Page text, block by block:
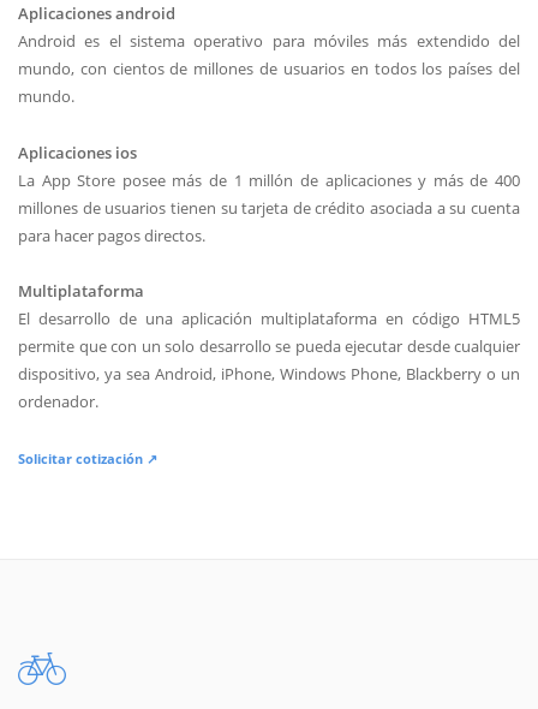
Aplicaciones android
Android es el sistema operativo para móviles más extendido del
mundo, con cientos de millones de usuarios en todos los países del
mundo.
Aplicaciones ios
La App Store posee más de 1 millón de aplicaciones y más de 400
millones de usuarios tienen su tarjeta de crédito asociada a su cuenta
para hacer pagos directos.
Multiplataforma
El desarrollo de una aplicación multiplataforma en código HTML5
permite que con un solo desarrollo se pueda ejecutar desde cualquier
dispositivo, ya sea Android, iPhone, Windows Phone, Blackberry o un
ordenador.
Solicitar cotización ↗